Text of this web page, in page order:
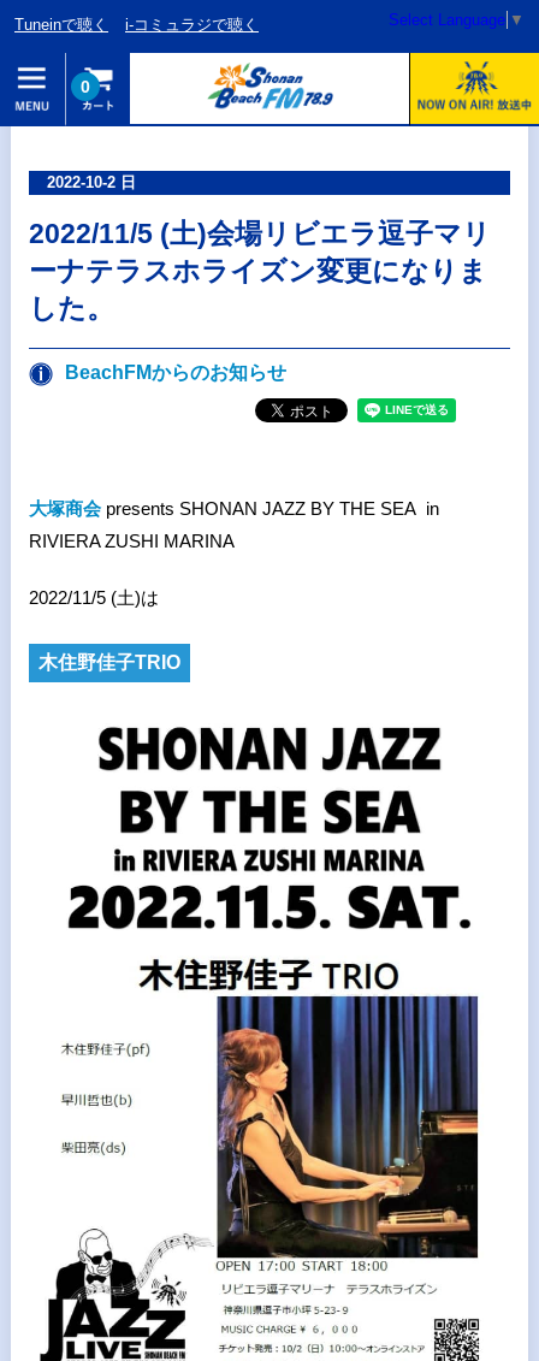
Tuneinで聴く i-コミュラジで聴く Select Language ▼
0
2022-10-2 日
2022/11/5 (土)会場リビエラ逗子マリ
ーナテラスホライズン変更になりま
した。
BeachFMからのお知らせ
大塚商会presents SHONAN JAZZ BY THE SEA in
RIVIERA ZUSHI MARINA
2022/11/5 (土)は
木住野佳子TRIO